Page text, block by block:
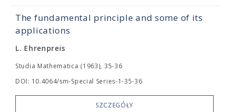
The fundamental principle and some of its
applications
L. Ehrenpreis
Studia Mathematica (1963), 35-36
DOI: 10.4064/sm-Special Series-1-35-36
SZCZEGÓŁY